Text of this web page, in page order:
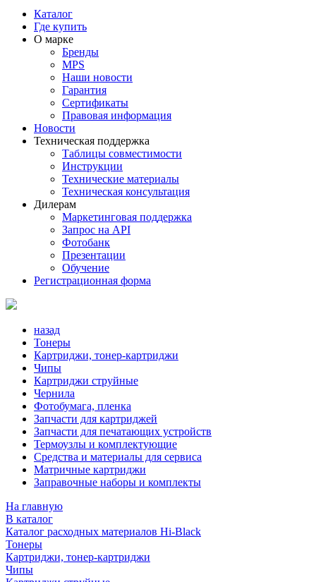
Каталог
Где купить
О марке
Бренды
MPS
Наши новости
Гарантия
Сертификаты
Правовая информация
Новости
Техническая поддержка
Таблицы совместимости
Инструкции
Технические материалы
Техническая консультация
Дилерам
Маркетинговая поддержка
Запрос на API
Фотобанк
Презентации
Обучение
Регистрационная форма
назад
Тонеры
Картриджи, тонер-картриджи
Чипы
Картриджи струйные
Чернила
Фотобумага, пленка
Запчасти для картриджей
Запчасти для печатающих устройств
Термоузлы и комплектующие
Средства и материалы для сервиса
Матричные картриджи
Заправочные наборы и комплекты
На главную
В каталог
Каталог расходных материалов Hi-Black
Тонеры
Картриджи, тонер-картриджи
Чипы